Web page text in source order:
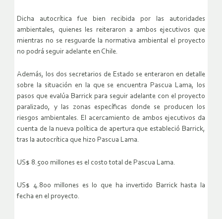
Dicha autocrítica fue bien recibida por las autoridades
ambientales, quienes les reiteraron a ambos ejecutivos que
mientras no se resguarde la normativa ambiental el proyecto
no podrá seguir adelante en Chile.
Además, los dos secretarios de Estado se enteraron en detalle
sobre la situación en la que se encuentra Pascua Lama, los
pasos que evalúa Barrick para seguir adelante con el proyecto
paralizado, y las zonas específicas donde se producen los
riesgos ambientales. El acercamiento de ambos ejecutivos da
cuenta de la nueva política de apertura que estableció Barrick,
tras la autocrítica que hizo Pascua Lama.
US$ 8.500 millones es el costo total de Pascua Lama.
US$ 4.800 millones es lo que ha invertido Barrick hasta la
fecha en el proyecto.